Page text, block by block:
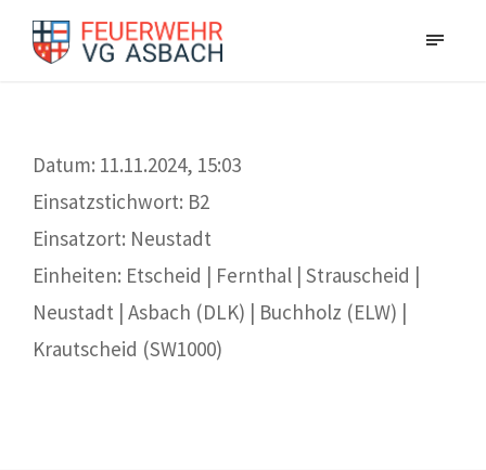
Datum: 11.11.2024, 15:03
Einsatzstichwort: B2
Einsatzort: Neustadt
Einheiten: Etscheid | Fernthal | Strauscheid |
Neustadt | Asbach (DLK) | Buchholz (ELW) |
Krautscheid (SW1000)